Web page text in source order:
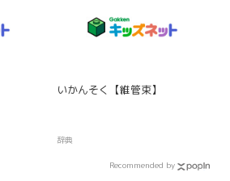
いかんそく【維管束】
辞典
Recommended by